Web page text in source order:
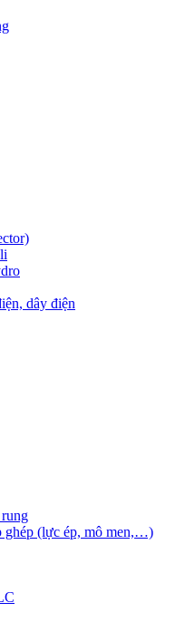
dây điện
ghép (lực ép, mô men,…)